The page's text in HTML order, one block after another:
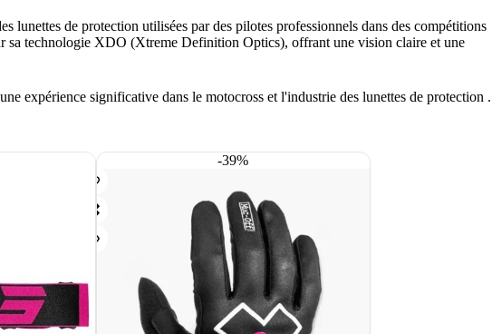
lunettes de protection utilisées par des pilotes professionnels dans des compétitions
sa technologie XDO (Xtreme Definition Optics), offrant une vision claire et une
expérience significative dans le motocross et l'industrie des lunettes de protection .
-39%